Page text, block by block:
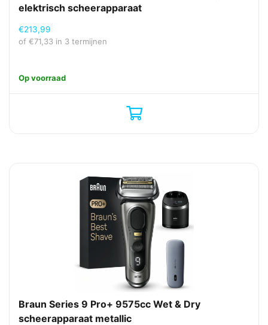
elektrisch scheerapparaat
€213,99
of €71,33 in 3 termijnen
Op voorraad
Braun Series 9 Pro+ 9575cc Wet & Dry
scheerapparaat metallic